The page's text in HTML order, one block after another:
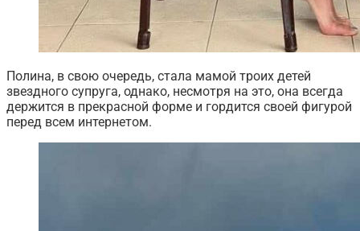
Полина, в свою очередь, стала мамой троих детей
звездного супруга, однако, несмотря на это, она всегда
держится в прекрасной форме и гордится своей фигурой
перед всем интернетом.